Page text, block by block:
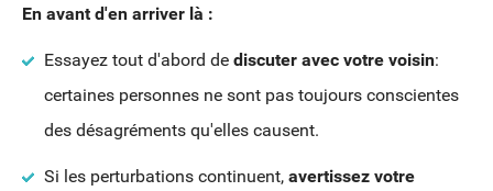
En avant d'en arriver là :
Essayez tout d'abord de discuter avec votre voisin:
certaines personnes ne sont pas toujours conscientes
des désagréments qu'elles causent.
Si les perturbations continuent, avertissez votre